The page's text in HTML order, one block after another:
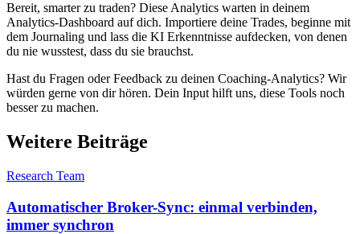
Bereit, smarter zu traden? Diese Analytics warten in deinem
Analytics-Dashboard auf dich. Importiere deine Trades, beginne mit
dem Journaling und lass die KI Erkenntnisse aufdecken, von denen
du nie wusstest, dass du sie brauchst.
Hast du Fragen oder Feedback zu deinen Coaching-Analytics? Wir
würden gerne von dir hören. Dein Input hilft uns, diese Tools noch
besser zu machen.
Weitere Beiträge
Research Team
Automatischer Broker-Sync: einmal verbinden,
immer synchron